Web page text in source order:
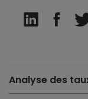
Analyse des